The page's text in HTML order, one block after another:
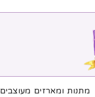
מתנות ומארזים מעוצבים